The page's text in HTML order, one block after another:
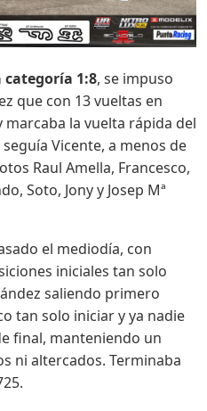
categoría 1:8, se impuso
que con 13 vueltas en
marcaba la vuelta rápida del
Vicente, a menos de
Raul Amella, Francesco,
Soto, Jony y Josep Mª
el mediodía, con
iniciales tan solo
saliendo primero
tan solo iniciar y ya nadie
final, manteniendo un
ni altercados. Terminaba